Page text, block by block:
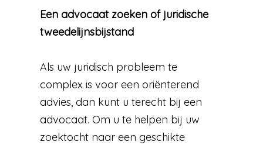
Een advocaat zoeken of juridische
tweedelijnsbijstand
Als uw juridisch probleem te
complex is voor een oriënterend
advies, dan kunt u terecht bij een
advocaat. Om u te helpen bij uw
zoektocht naar een geschikte